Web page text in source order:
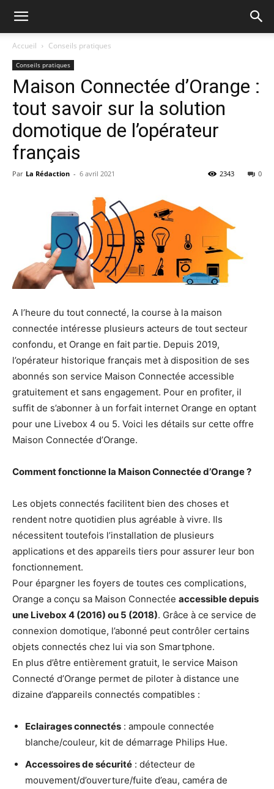
Accueil Conseils pratiques
Conseils pratiques
Maison Connectée d’Orange :
tout savoir sur la solution
domotique de l’opérateur
français
Par La Rédaction - 6 avril 2021 0
2343
A l’heure du tout connecté, la course à la maison
connectée intéresse plusieurs acteurs de tout secteur
confondu, et Orange en fait partie. Depuis 2019,
l’opérateur historique français met à disposition de ses
abonnés son service Maison Connectée accessible
gratuitement et sans engagement. Pour en profiter, il
suffit de s’abonner à un forfait internet Orange en optant
pour une Livebox 4 ou 5. Voici les détails sur cette offre
Maison Connectée d’Orange.
Comment fonctionne la Maison Connectée d’Orange ?
Les objets connectés facilitent bien des choses et
rendent notre quotidien plus agréable à vivre. Ils
nécessitent toutefois l’installation de plusieurs
applications et des appareils tiers pour assurer leur bon
fonctionnement.
Pour épargner les foyers de toutes ces complications,
Orange a conçu sa Maison Connectée accessible depuis
une Livebox 4 (2016) ou 5 (2018). Grâce à ce service de
connexion domotique, l’abonné peut contrôler certains
objets connectés chez lui via son Smartphone.
En plus d’être entièrement gratuit, le service Maison
Connecté d’Orange permet de piloter à distance une
dizaine d’appareils connectés compatibles :
Eclairages connectés : ampoule connectée
blanche/couleur, kit de démarrage Philips Hue.
Accessoires de sécurité : détecteur de
mouvement/d’ouverture/fuite d’eau, caméra de